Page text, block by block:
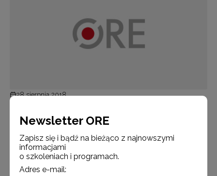
28 sierpnia 2018
Czytaj więcej
Newsletter ORE
Zapisz się i bądź na bieżąco z najnowszymi
informacjami
o szkoleniach i programach.
Adres e-mail: